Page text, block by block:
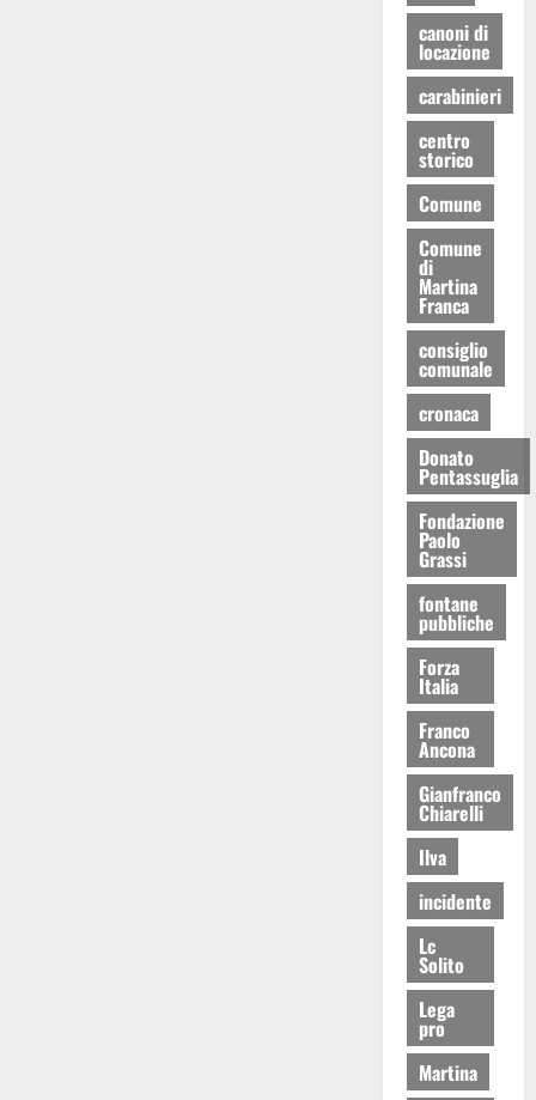
canoni di
locazione
carabinieri
centro
storico
Comune
Comune
di
Martina
Franca
consiglio
comunale
cronaca
Donato
Pentassuglia
Fondazione
Paolo
Grassi
fontane
pubbliche
Forza
Italia
Franco
Ancona
Gianfranco
Chiarelli
Ilva
incidente
Lc
Solito
Lega
pro
Martina